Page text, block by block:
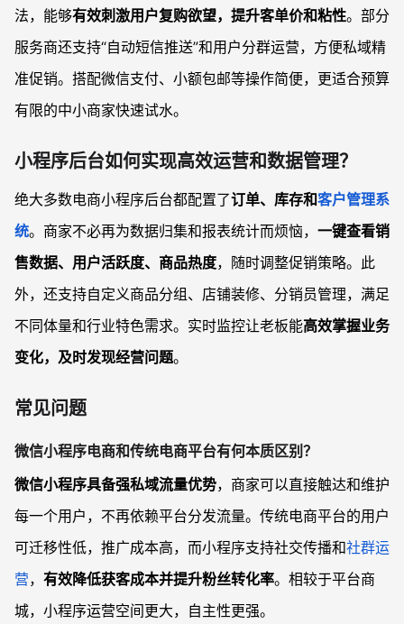
法，能够有效刺激用户复购欲望，提升客单价和粘性。部分
服务商还支持“自动短信推送”和用户分群运营，方便私域精
准促销。搭配微信支付、小额包邮等操作简便，更适合预算
有限的中小商家快速试水。
小程序后台如何实现高效运营和数据管理？
绝大多数电商小程序后台都配置了订单、库存和客户管理系
统。商家不必再为数据归集和报表统计而烦恼， 一键查看销
售数据、用户活跃度、商品热度，随时调整促销策略。此
外，还支持自定义商品分组、店铺装修、分销员管理，满足
不同体量和行业特色需求。实时监控让老板能高效掌握业务
变化，及时发现经营问题。
常见问题
微信小程序电商和传统电商平台有何本质区别？
微信小程序具备强私域流量优势，商家可以直接触达和维护
每一个用户，不再依赖平台分发流量。传统电商平台的用户
可迁移性低，推广成本高，而小程序支持社交传播和社群运
营， 有效降低获客成本并提升粉丝转化率。相较于平台商
城，小程序运营空间更大，自主性更强。